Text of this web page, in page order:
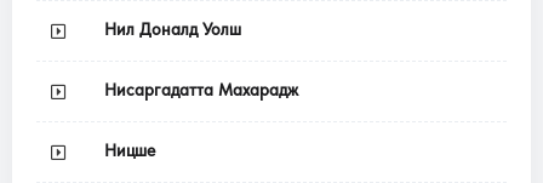
Нил Доналд Уолш
Нисаргадатта Махарадж
Ницше